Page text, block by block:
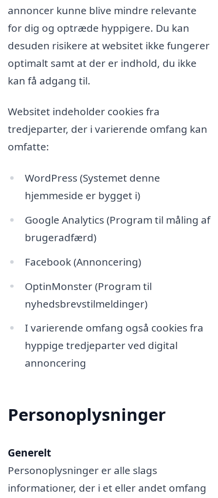
annoncer kunne blive mindre relevante
for dig og optræde hyppigere. Du kan
desuden risikere at websitet ikke fungerer
optimalt samt at der er indhold, du ikke
kan få adgang til.
Websitet indeholder cookies fra
tredjeparter, der i varierende omfang kan
omfatte:
WordPress (Systemet denne
hjemmeside er bygget i)
Google Analytics (Program til måling af
brugeradfærd)
Facebook (Annoncering)
OptinMonster (Program til
nyhedsbrevstilmeldinger)
I varierende omfang også cookies fra
hyppige tredjeparter ved digital
annoncering
Personoplysninger
Generelt
Personoplysninger er alle slags
informationer, der i et eller andet omfang